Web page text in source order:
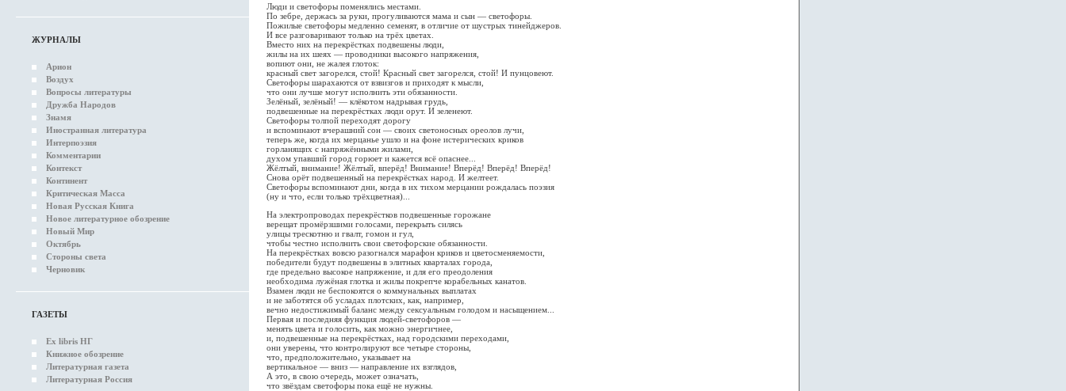
ЖУРНАЛЫ
Арион
Воздух
Вопросы литературы
Дружба Народов
Знамя
Иностранная литература
Интерпоэзия
Комментарии
Контекст
Континент
Критическая Масса
Новая Русская Книга
Новое литературное обозрение
Новый Мир
Октябрь
Стороны света
Черновик
ГАЗЕТЫ
Ex libris НГ
Книжное обозрение
Литературная газета
Литературная Россия
Люди и светофоры поменялись местами.
По зебре, держась за руки, прогуливаются мама и сын — светофоры.
Пожилые светофоры медленно семенят, в отличие от шустрых тинейджеров.
И все разговаривают только на трёх цветах.
Вместо них на перекрёстках подвешены люди,
жилы на их шеях — проводники высокого напряжения,
вопиют они, не жалея глоток:
красный свет загорелся, стой! Красный свет загорелся, стой! И пунцовеют.
Светофоры шарахаются от взвизгов и приходят к мысли,
что они лучше могут исполнить эти обязанности.
Зелёный, зелёный! — клёкотом надрывая грудь,
подвешенные на перекрёстках люди орут. И зеленеют.
Светофоры толпой переходят дорогу
и вспоминают вчерашний сон — своих светоносных ореолов лучи,
теперь же, когда их мерцанье ушло и на фоне истерических криков
горланящих с напряжёнными жилами,
духом упавший город горюет и кажется всё опаснее...
Жёлтый, внимание! Жёлтый, вперёд! Внимание! Вперёд! Вперёд! Вперёд!
Снова орёт подвешенный на перекрёстках народ. И желтеет.
Светофоры вспоминают дни, когда в их тихом мерцании рождалась поэзия
(ну и что, если только трёхцветная)...
На электропроводах перекрёстков подвешенные горожане
верещат промёрзшими голосами, перекрыть силясь
улицы трескотню и гвалт, гомон и гул,
чтобы честно исполнить свои светофорские обязанности.
На перекрёстках вовсю разогнался марафон криков и цветосменяемости,
победители будут подвешены в элитных кварталах города,
где предельно высокое напряжение, и для его преодоления
необходима лужёная глотка и жилы покрепче корабельных канатов.
Взамен люди не беспокоятся о коммунальных выплатах
и не заботятся об усладах плотских, как, например,
вечно недостижимый баланс между сексуальным голодом и насыщением...
Первая и последняя функция людей-светофоров —
менять цвета и голосить, как можно энергичнее,
и, подвешенные на перекрёстках, над городскими переходами,
они уверены, что контролируют все четыре стороны,
что, предположительно, указывает на
вертикальное — вниз — направление их взглядов,
А это, в свою очередь, может означать,
что звёздам светофоры пока ещё не нужны.